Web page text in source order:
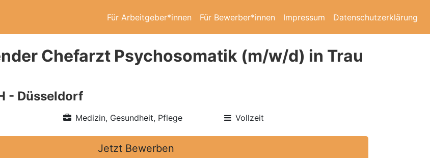
Für Arbeitgeber*innen Für Bewerber*innen Impressum Datenschutzerklärung
Chefarzt Psychosomatik (m/w/d) in Trau
- Düsseldorf
Medizin, Gesundheit, Pflege Vollzeit
Jetzt Bewerben